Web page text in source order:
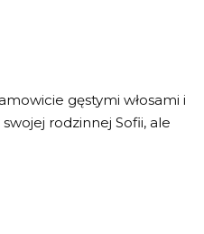
gęstymi włosami i
rodzinnej Sofii, ale